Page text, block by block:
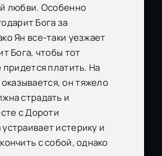
любви. Особенно
Бога за
Ян все-таки уезжает
Бога, чтобы тот
платить. На
он тяжело
страдать и
с Дороти
истерику и
с собой, однако